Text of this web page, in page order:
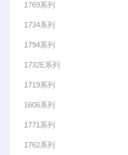
1769系列
1734系列
1794系列
1732E系列
1719系列
1606系列
1771系列
1762系列